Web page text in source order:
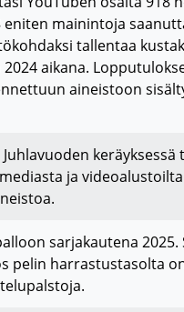
mainintoja
tallentaa
aikana.
aineistoon
ja
sarjakautena
pelin harrastustasolta